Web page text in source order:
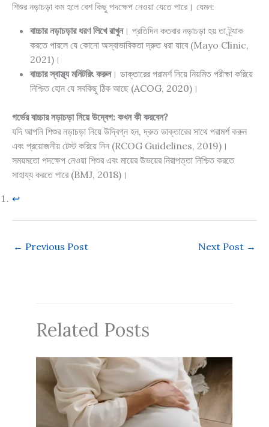
শিশুর নড়াচড়া কম হলে বেশ কিছু পদক্ষেপ নেওয়া যেতে পারে। যেমন:
বাচ্চার নড়াচড়ার ধরণ লিখে রাখুন। প্রতিদিন কতবার নড়াচড়া হয় তা ট্র্যাক
করতে পারলে যে কোনো অস্বাভাবিকতা দ্রুত ধরা যাবে (Mayo Clinic,
2021)।
বাচ্চার স্বাস্থ্য মনিটরিং করুন। ডাক্তারের পরামর্শ নিয়ে নিয়মিত পরীক্ষা করিয়ে
নিশ্চিত হোন যে সবকিছু ঠিক আছে (ACOG, 2020)।
গর্ভের বাচ্চার নড়াচড়া নিয়ে উদ্বেগ: কখন কী করবেন?
যদি আপনি শিশুর নড়াচড়া নিয়ে উদ্বিগ্ন হন, দ্রুত ডাক্তারের সাথে পরামর্শ করুন
এবং প্রয়োজনীয় টেস্ট করিয়ে নিন (RCOG Guidelines, 2019)।
সময়মতো পদক্ষেপ নেওয়া শিশুর এবং মায়ের উভয়ের নিরাপত্তা নিশ্চিত করতে
সাহায্য করতে পারে (BMJ, 2018)।
↩︎
← Previous Post Next Post →
Related Posts